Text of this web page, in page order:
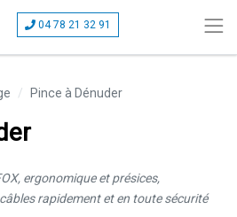
04 78 21 32 91
Pince à Dénuder
ergonomique et présices,
rapidement et en toute sécurité